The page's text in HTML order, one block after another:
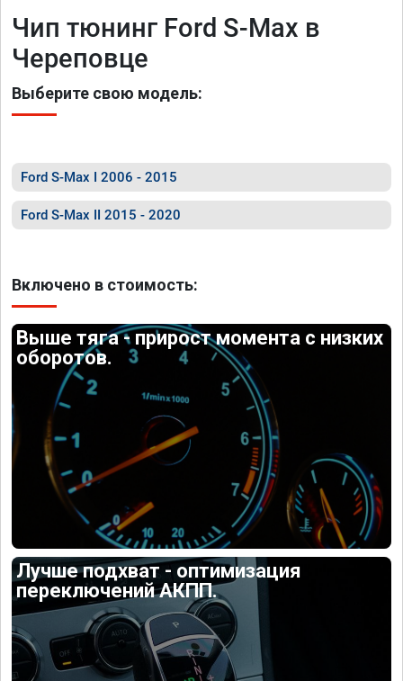
Чип тюнинг Ford S-Max в
Череповце
Выберите свою модель:
Ford S-Max I 2006 - 2015
Ford S-Max II 2015 - 2020
Включено в стоимость:
Выше тяга - прирост момента с низких
оборотов.
Лучше подхват - оптимизация
переключений АКПП.